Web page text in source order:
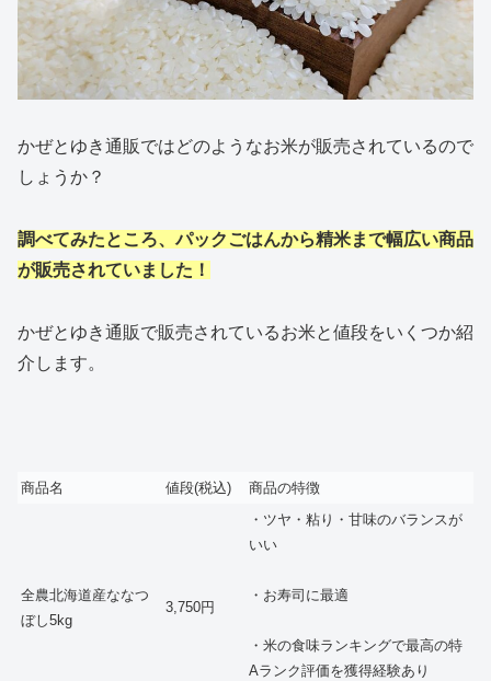
かぜとゆき通販ではどのようなお米が販売されているので
しょうか？
調べてみたところ、パックごはんから精米まで幅広い商品
が販売されていました！
かぜとゆき通販で販売されているお米と値段をいくつか紹
介します。
商品名 値段(税込) 商品の特徴
全農北海道産ななつ
ぼし5kg
3,750円
・ツヤ・粘り・甘味のバランスが
いい
・お寿司に最適
・米の食味ランキングで最高の特
Aランク評価を獲得経験あり